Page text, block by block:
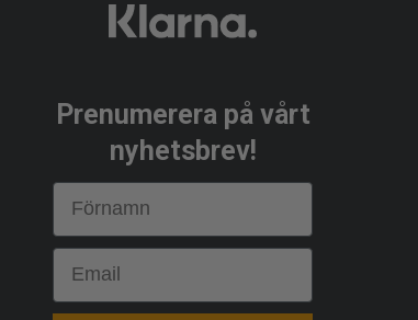
Prenumerera på vårt
nyhetsbrev!
First Name
Email